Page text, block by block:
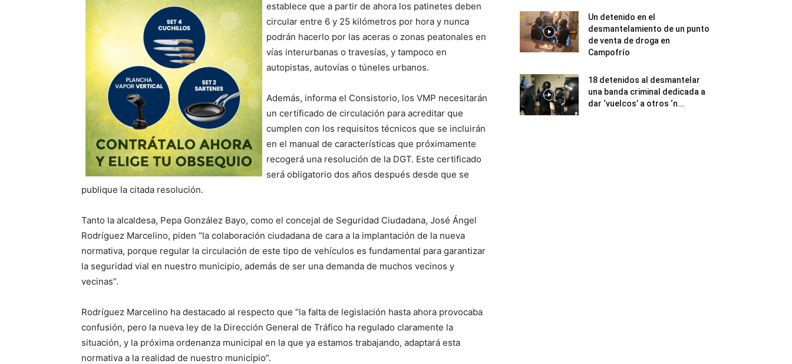
establece que a partir de ahora los patinetes deben
circular entre 6 y 25 kilómetros por hora y nunca
podrán hacerlo por las aceras o zonas peatonales en
vías interurbanas o travesías, y tampoco en
autopistas, autovías o túneles urbanos.
Además, informa el Consistorio, los VMP necesitarán
un certificado de circulación para acreditar que
cumplen con los requisitos técnicos que se incluirán
en el manual de características que próximamente
recogerá una resolución de la DGT. Este certificado
será obligatorio dos años después desde que se
publique la citada resolución.
Tanto la alcaldesa, Pepa González Bayo, como el concejal de Seguridad Ciudadana, José Ángel
Rodríguez Marcelino, piden “la colaboración ciudadana de cara a la implantación de la nueva
normativa, porque regular la circulación de este tipo de vehículos es fundamental para garantizar
la seguridad vial en nuestro municipio, además de ser una demanda de muchos vecinos y
vecinas”.
Rodríguez Marcelino ha destacado al respecto que “la falta de legislación hasta ahora provocaba
confusión, pero la nueva ley de la Dirección General de Tráfico ha regulado claramente la
situación, y la próxima ordenanza municipal en la que ya estamos trabajando, adaptará esta
normativa a la realidad de nuestro municipio”.
Un detenido en el
desmantelamiento de un punto
de venta de droga en
Campofrío
18 detenidos al desmantelar
una banda criminal dedicada a
dar ‘vuelcos’ a otros ‘n...